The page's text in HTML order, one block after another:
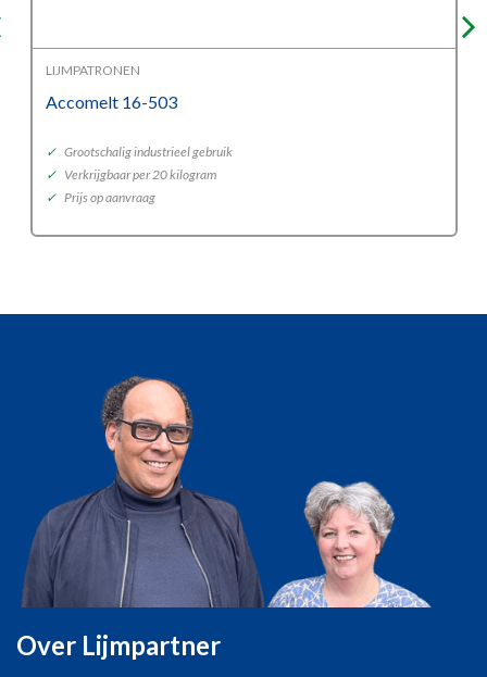
LIJMPATRONEN
Accomelt 16-503
✓ Grootschalig industrieel gebruik
✓ Verkrijgbaar per 20 kilogram
✓ Prijs op aanvraag
Over Lijmpartner